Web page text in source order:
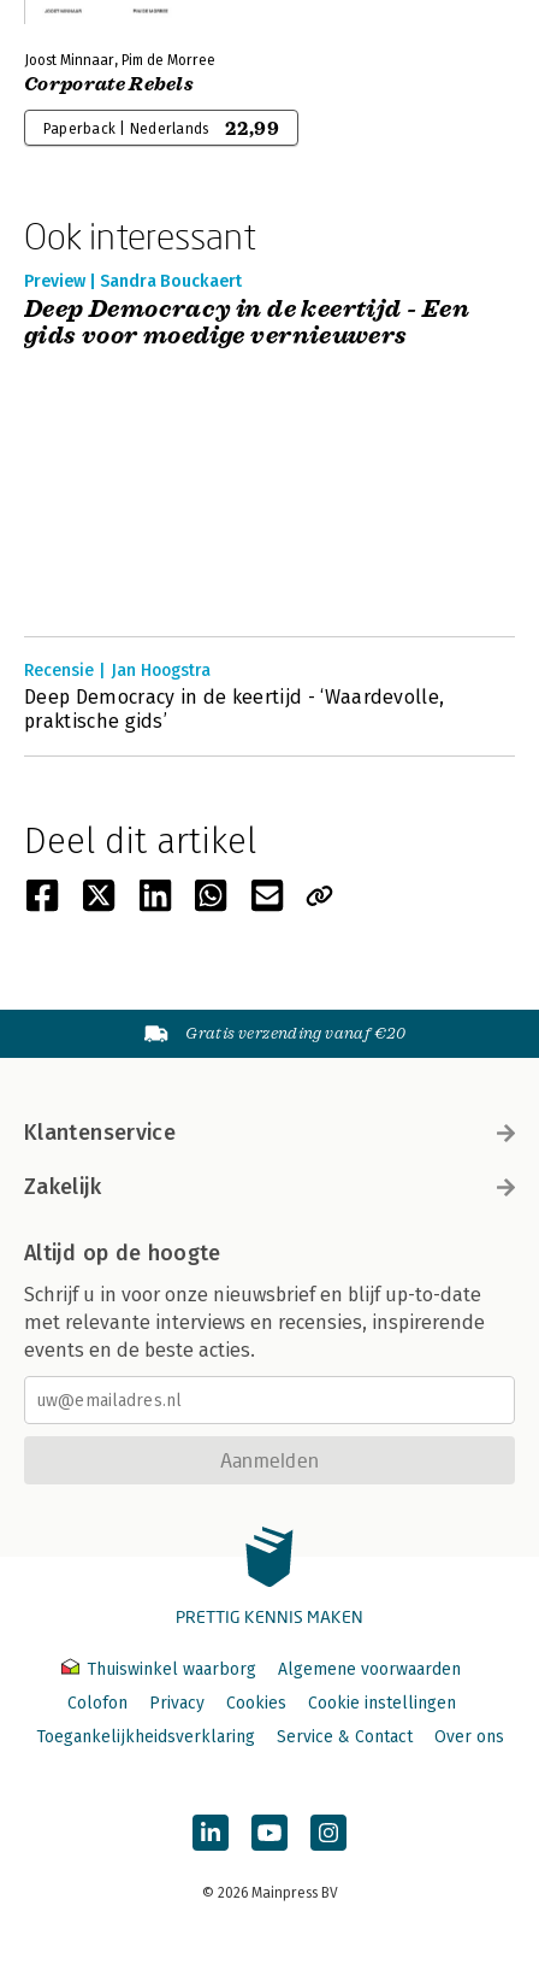
Joost Minnaar, Pim de Morree
Corporate Rebels
Paperback | Nederlands 22,99
Ook interessant
Preview | Sandra Bouckaert
Deep Democracy in de keertijd - Een
gids voor moedige vernieuwers
Recensie | Jan Hoogstra
Deep Democracy in de keertijd - ‘Waardevolle,
praktische gids’
Deel dit artikel
Gratis verzending vanaf €20
Klantenservice
Zakelijk
Altijd op de hoogte
Schrijf u in voor onze nieuwsbrief en blijf up-to-date
met relevante interviews en recensies, inspirerende
events en de beste acties.
Aanmelden
PRETTIG KENNIS MAKEN
Thuiswinkel waarborg
Algemene voorwaarden
Colofon
Privacy Cookies
Cookie instellingen
Toegankelijkheidsverklaring
Service & Contact Over ons
© 2026 Mainpress BV